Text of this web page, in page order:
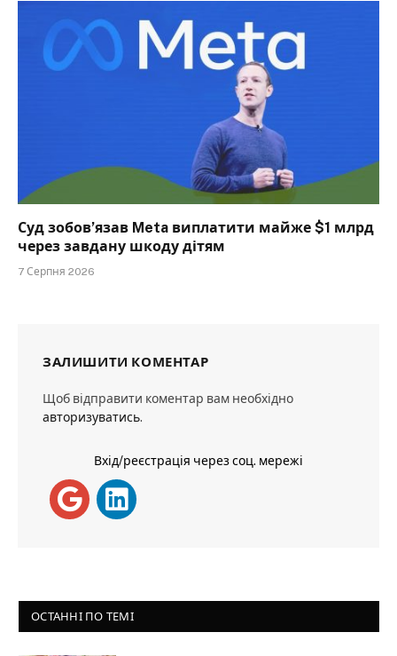
Суд зобов’язав Meta виплатити майже $1 млрд
через завдану шкоду дітям
7 Серпня 2026
ЗАЛИШИТИ КОМЕНТАР
Щоб відправити коментар вам необхідно
авторизуватись.
Вхід/реєстрація через соц. мережі
ОСТАННІ ПО ТЕМІ